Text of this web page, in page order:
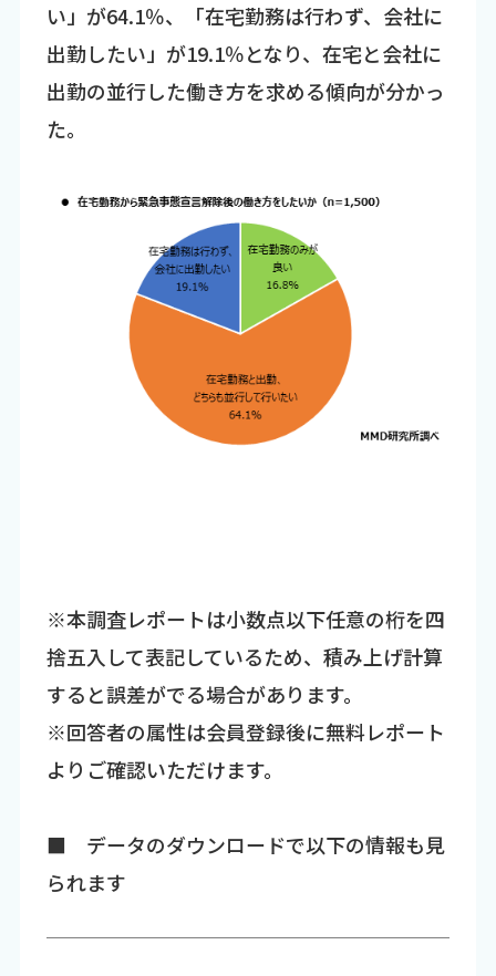
い」が64.1％、「在宅勤務は行わず、会社に
出勤したい」が19.1％となり、在宅と会社に
出勤の並行した働き方を求める傾向が分かっ
た。
※本調査レポートは小数点以下任意の桁を四
捨五入して表記しているため、積み上げ計算
すると誤差がでる場合があります。
※回答者の属性は会員登録後に無料レポート
よりご確認いただけます。
■ データのダウンロードで以下の情報も見
られます